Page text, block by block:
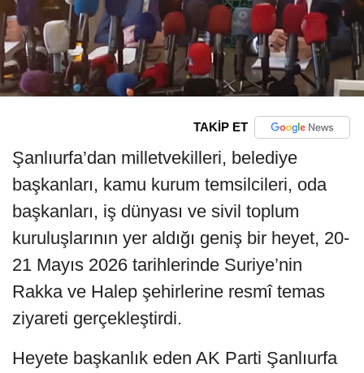
TAKİP ET
Şanlıurfa’dan milletvekilleri, belediye
başkanları, kamu kurum temsilcileri, oda
başkanları, iş dünyası ve sivil toplum
kuruluşlarının yer aldığı geniş bir heyet, 20-
21 Mayıs 2026 tarihlerinde Suriye’nin
Rakka ve Halep şehirlerine resmî temas
ziyareti gerçekleştirdi.
Heyete başkanlık eden AK Parti Şanlıurfa